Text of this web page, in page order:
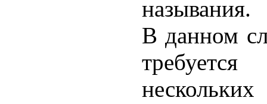
называния.
В данном
требуется